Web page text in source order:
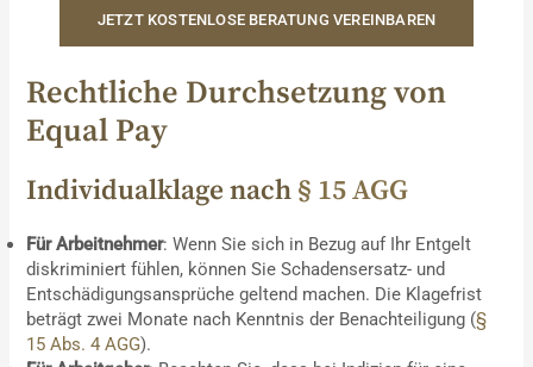
JETZT KOSTENLOSE BERATUNG VEREINBAREN
Rechtliche Durchsetzung von
Equal Pay
Individualklage nach § 15 AGG
Für Arbeitnehmer: Wenn Sie sich in Bezug auf Ihr Entgelt
diskriminiert fühlen, können Sie Schadensersatz- und
Entschädigungsansprüche geltend machen. Die Klagefrist
beträgt zwei Monate nach Kenntnis der Benachteiligung (§
15 Abs. 4 AGG).